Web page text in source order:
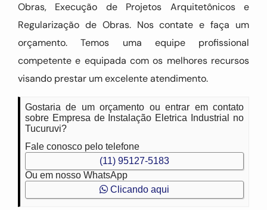
Obras, Execução de Projetos Arquitetônicos e
Regularização de Obras. Nos contate e faça um
orçamento. Temos uma equipe profissional
competente e equipada com os melhores recursos
visando prestar um excelente atendimento.
Gostaria de um orçamento ou entrar em contato
sobre Empresa de Instalação Eletrica Industrial no
Tucuruvi?
Fale conosco pelo telefone
(11) 95127-5183
Ou em nosso WhatsApp
Clicando aqui